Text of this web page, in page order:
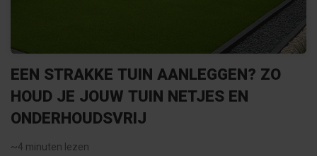
EEN STRAKKE TUIN AANLEGGEN? ZO
HOUD JE JOUW TUIN NETJES EN
ONDERHOUDSVRIJ
~4 minuten lezen